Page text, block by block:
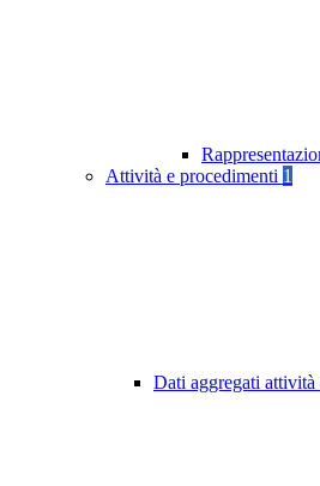
Attività e procedimenti 1
Dati aggregati attività